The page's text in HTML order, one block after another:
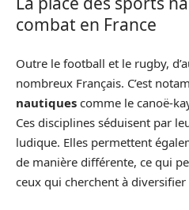
combat en France
Outre le football et le rugby,
nombreux Français. C’est
nautiques comme le canoë-
Ces disciplines séduisent par
ludique. Elles permettent
de manière différente, ce qui
ceux qui cherchent à